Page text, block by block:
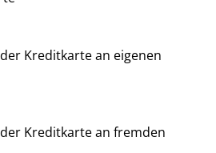
Kreditkarte an eigenen
Kreditkarte an fremden